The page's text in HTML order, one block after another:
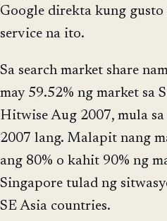
Google direkta kung
service na ito.
Sa search market share
may 59.52% ng market sa
Hitwise Aug 2007, mula
2007 lang. Malapit nang
ang 80% o kahit 90% ng
Singapore tulad ng
SE Asia countries.